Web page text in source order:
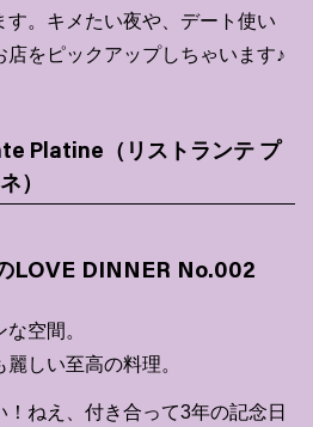
す。キメたい夜や、デート使い
店をピックアップしちゃいます♪
Platine（リストランテ プ
）
LOVE DINNER No.002
空間。
しい至高の料理。
！ねえ、付き合って3年の記念日